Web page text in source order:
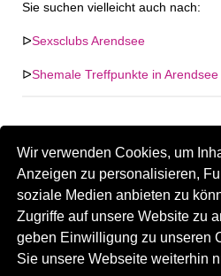
Wir verwenden Cookies, um
Anzeigen zu personalisieren,
soziale Medien anbieten zu
Zugriffe auf unsere Website zu
geben Einwilligung zu unseren
Sie unsere Webseite weiterhin
Sie suchen vielleicht auch nach:
ᐅSexsclubs Arendsee
ᐅShemale Treffpunkte in Arendsee
Keine Firma in "Arendsee"
"Arendsee".
249.87 km Gay
Sind Sie oder kennen Sie eine(n)
Firma kostenlos hinzufügen